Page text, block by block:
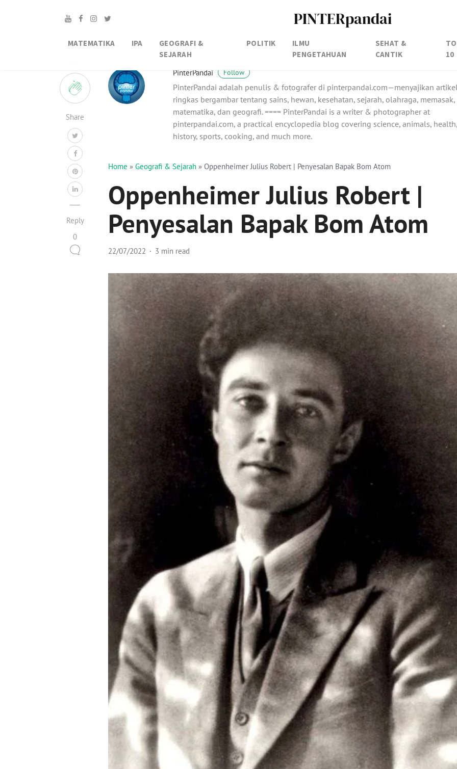
PINTERpandai
MATEMATIKA IPA
GEOGRAFI &
SEJARAH
POLITIK
ILMU
PENGETAHUAN
SEHAT &
CANTIK
10
Share
Reply
0
PinterPandai Follow
PinterPandai adalah penulis & fotografer di pinterpandai.com—menyajikan
ringkas bergambar tentang sains, hewan, kesehatan, sejarah, olahraga, memasak,
matematika, dan geografi. ==== PinterPandai is a writer & photographer at
pinterpandai.com, a practical encyclopedia blog covering science, animals, health,
history, sports, cooking, and much more.
Home » Geografi & Sejarah » Oppenheimer Julius Robert | Penyesalan Bapak Bom Atom
Oppenheimer Julius Robert |
Penyesalan Bapak Bom Atom
22/07/2022 3 min read